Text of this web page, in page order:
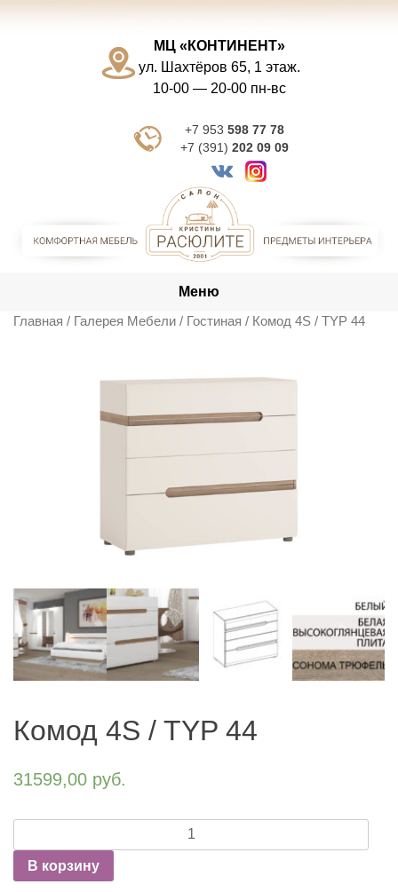
МЦ «КОНТИНЕНТ»
ул. Шахтёров 65, 1 этаж.
10-00 — 20-00 пн-вс
+7 953 598 77 78
+7 (391) 202 09 09
Меню
Главная / Галерея Мебели / Гостиная / Комод 4S / TYP 44
Комод 4S / TYP 44
31599,00 руб.
Комод
4SВ корзину